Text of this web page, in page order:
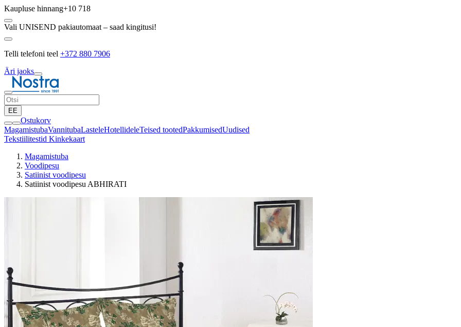
Kaupluse hinnang+10 718
Vali UNISEND pakiautomaat – saad kingitusi!
Telli telefoni teel +372 880 7906
Äri jaoks
EE
Ostukorv
MagamistubaVannitubaLasteleHotellideleTeised tootedPakkumisedUudised
Tekstiilitestid Kinkekaart
Magamistuba
Voodipesu
Satiinist voodipesu
Satiinist voodipesu ABHIRATI